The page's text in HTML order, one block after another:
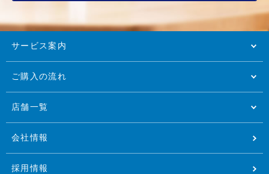
サービス案内
ご購入の流れ
店舗一覧
会社情報
採用情報